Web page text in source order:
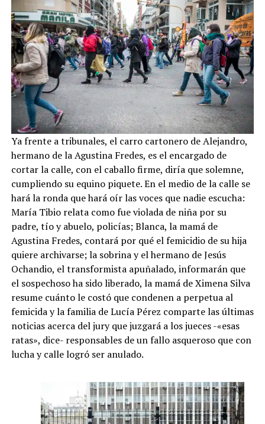
Ya frente a tribunales, el carro cartonero de Alejandro,
hermano de la Agustina Fredes, es el encargado de
cortar la calle, con el caballo firme, diría que solemne,
cumpliendo su equino piquete. En el medio de la calle se
hará la ronda que hará oír las voces que nadie escucha:
María Tibio relata como fue violada de niña por su
padre, tío y abuelo, policías; Blanca, la mamá de
Agustina Fredes, contará por qué el femicidio de su hija
quiere archivarse; la sobrina y el hermano de Jesús
Ochandio, el transformista apuñalado, informarán que
el sospechoso ha sido liberado, la mamá de Ximena Silva
resume cuánto le costó que condenen a perpetua al
femicida y la familia de Lucía Pérez comparte las últimas
noticias acerca del jury que juzgará a los jueces -«esas
ratas», dice- responsables de un fallo asqueroso que con
lucha y calle logró ser anulado.